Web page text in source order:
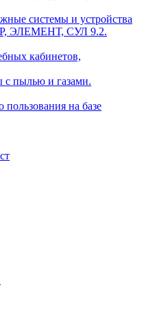
системы и устройства
ЭЛЕМЕНТ, СУЛ 9.2.
кабинетов,
с пылью и газами.
на базе